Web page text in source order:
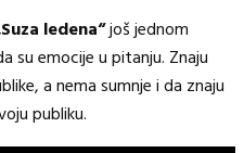
ledena“još jednom
su emocije u pitanju. Znaju
a nema sumnje i da znaju
publiku.